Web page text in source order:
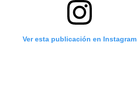
Ver esta publicación en Instagram